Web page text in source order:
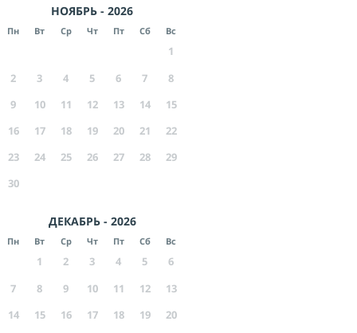
НОЯБРЬ - 2026
Пн Вт Ср Чт Пт Сб Вс
1
2
3 4 5 6 7
8
9
10 11 12 13 14
15
16
17 18 19 20 21
22
23
24 25 26 27 28
29
30
ДЕКАБРЬ - 2026
Пн Вт Ср Чт Пт Сб Вс
1 2 3 4 5
6
7
8 9 10 11 12
13
14
15 16 17 18 19
20